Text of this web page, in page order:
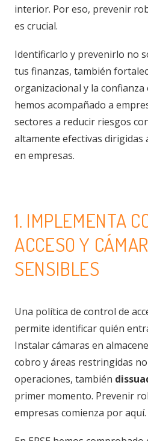
interior. Por eso, prevenir
es crucial.
Identificarlo y prevenirlo no
tus finanzas, también
organizacional y la confianza
hemos acompañado a
sectores a reducir riesgos
altamente efectivas
en empresas.
1. IMPLEMENTA
ACCESO Y
SENSIBLES
Una política de control de
permite identificar quién
Instalar cámaras en
cobro y áreas restringidas
operaciones, también
primer momento. Prevenir
empresas comienza por aquí.